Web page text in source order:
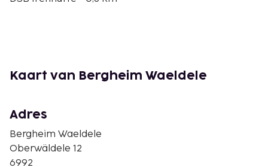
Ideal-skilift - 3,6 km
Kanzelwand-skilift - 3,8 km
Walsermuseum Riezlern - 4 km
Maria Opferung-kerk - 4 km
Zaferna-skilift - 4,6 km
Sessellift Zaferna - 4,6 km
Kaart van Bergheim Waeldele
Adres
Bergheim Waeldele
Oberwäldele 12
6992